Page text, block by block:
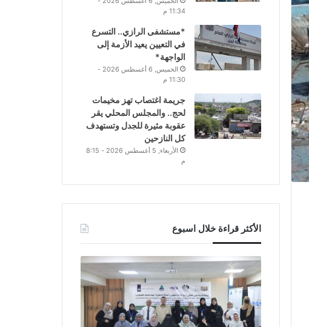
11:34 م
*مستشفى الرازي.. التسرع
في التعيين يعيد الأزمة إلى
الواجهة*
الخميس, 6 أغسطس 2026 -
11:30 م
جريمة اغتصاب تهز مخيمات
لحج.. والمجلس المحلي يقر
عقوبة مثيرة للجدل وتستهدف
كل النازحين
الأربعاء, 5 أغسطس 2026 - 8:15
م
الأكثر قراءة خلال اسبوع